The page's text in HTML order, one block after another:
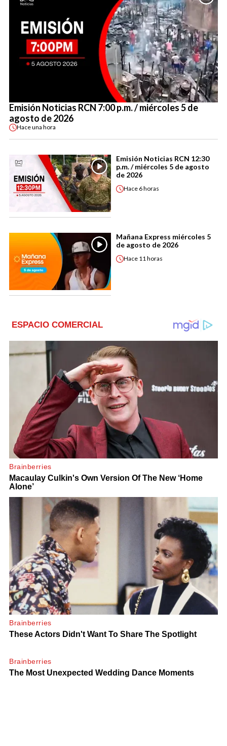
Emisión Noticias RCN 7:00 p.m. / miércoles 5 de
agosto de 2026
Haceuna hora
Emisión Noticias RCN 12:30
p.m. / miércoles 5 de agosto
de 2026
Hace 6 horas
Mañana Express miércoles 5
de agosto de 2026
Hace 11 horas